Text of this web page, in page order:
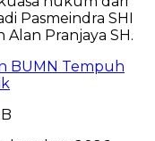
BUMN Tempuh